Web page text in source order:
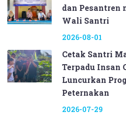
dan Pesantren
Wali Santri
2026-08-01
Cetak Santri
Terpadu Insan
Luncurkan
Peternakan
2026-07-29